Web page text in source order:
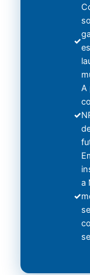
A
a